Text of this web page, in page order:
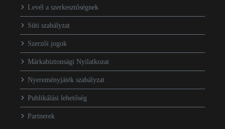
Levél a szerkesztőségnek
Süti szabályzat
Szerzői jogok
Márkabiztonsági Nyilatkozat
Nyereményjáték szabályzat
Publikálási lehetőség
Partnerek